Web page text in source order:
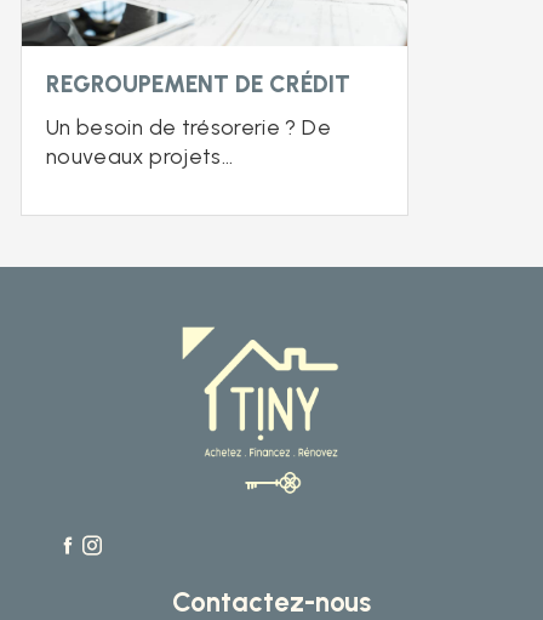
REGROUPEMENT DE CRÉDIT
Un besoin de trésorerie ? De
nouveaux projets...
Contactez-nous